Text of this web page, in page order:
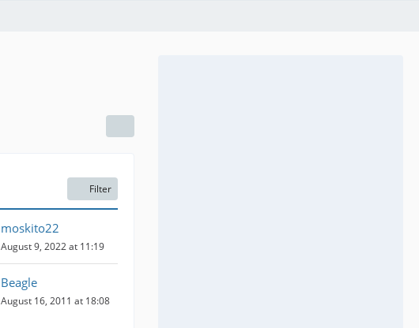
Filter
moskito22
August 9, 2022 at 11:19
Beagle
August 16, 2011 at 18:08